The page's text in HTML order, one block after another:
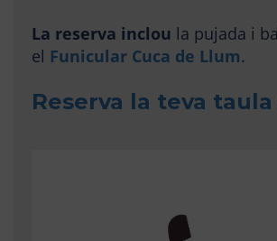
La reserva inclou la pujada i
el Funicular Cuca de Llum.
Reserva la teva